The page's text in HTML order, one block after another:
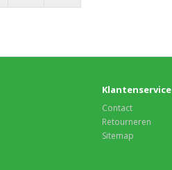
Klantenservice
Contact
Retourneren
Sitemap